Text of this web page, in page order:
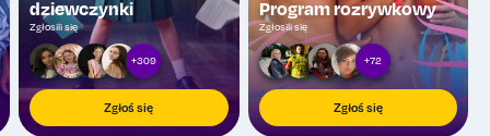
dziewczynki
Zgłosili się
+309
Zgłoś się
Program rozrywkowy
Zgłosili się
+72
Zgłoś się